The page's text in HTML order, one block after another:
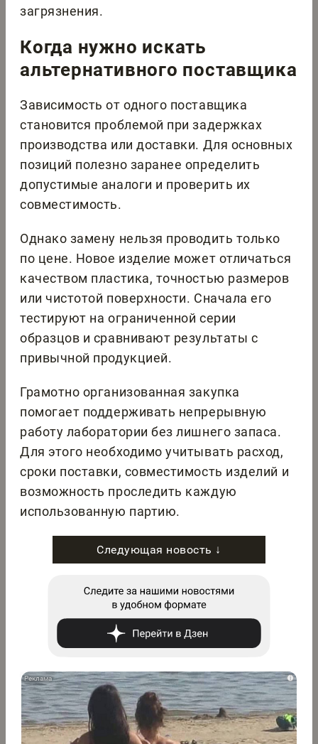
загрязнения.
Когда нужно искать
альтернативного поставщика
Зависимость от одного поставщика
становится проблемой при задержках
производства или доставки. Для основных
позиций полезно заранее определить
допустимые аналоги и проверить их
совместимость.
Однако замену нельзя проводить только
по цене. Новое изделие может отличаться
качеством пластика, точностью размеров
или чистотой поверхности. Сначала его
тестируют на ограниченной серии
образцов и сравнивают результаты с
привычной продукцией.
Грамотно организованная закупка
помогает поддерживать непрерывную
работу лаборатории без лишнего запаса.
Для этого необходимо учитывать расход,
сроки поставки, совместимость изделий и
возможность проследить каждую
использованную партию.
Следующая новость ↓
i